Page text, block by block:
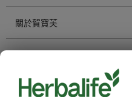
關於賀寶芙
事業機會
賀寶芙健身